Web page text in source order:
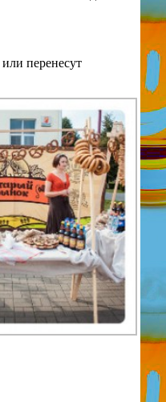
перенесут